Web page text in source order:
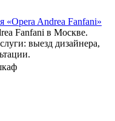
«Opera Andrea Fanfani»
Fanfani в Москве.
выезд дизайнера,